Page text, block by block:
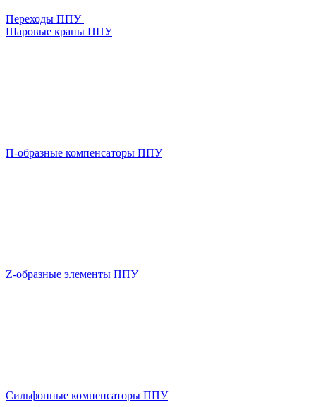
Переходы ППУ
Шаровые краны ППУ
П-образные компенсаторы ППУ
Z-образные элементы ППУ
Сильфонные компенсаторы ППУ